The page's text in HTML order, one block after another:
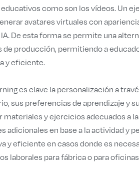
como son los vídeos. Un
avatares virtuales con
De esta forma se permite una
producción, permitiendo a
y eficiente.
es clave la personalización a
sus preferencias de aprendizaje y
materiales y ejercicios adecuados a
en base a la actividad y
y eficiente en casos donde es
laborales para fábrica o para